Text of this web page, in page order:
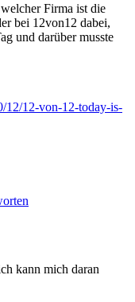
Firma ist die
bei 12von12 dabei,
und darüber musste
12/12-von-12-today-is-
kann mich daran